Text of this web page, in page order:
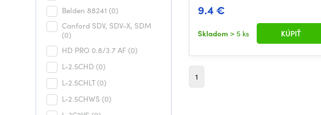
Belden 88241 (0)
Canford SDV, SDV-X, SDM
(0)
HD PRO 0.8/3.7 AF (0)
L-2.5CHD (0)
L-2.5CHLT(0)
L-2.5CHWS (0)
9.4 €
Skladom > 5 ks KÚPIŤ
1